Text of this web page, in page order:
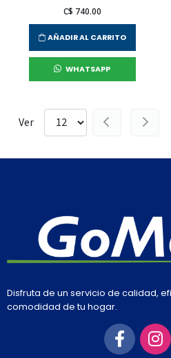
C$ 740.00
AÑADIR AL CARRITO
WHATSAPP
Ver
Disfruta de un servicio de calidad,
comodidad de tu hogar.